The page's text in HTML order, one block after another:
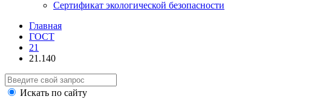
Сертификат экологической безопасности
Главная
ГОСТ
21
21.140
Искать по сайту